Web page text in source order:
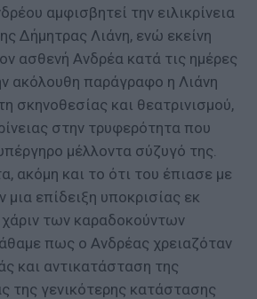
αμφισβητεί την ειλικρίνεια
Δήμητρας Λιάνη, ενώ εκείνη
ασθενή Ανδρέα κατά τις ημέρες
ακόλουθη παράγραφο η Λιάνη
σκηνοθεσίας και θεατρινισμού,
στην τρυφερότητα που
μέλλοντα σύζυγό της.
ακόμη και το ότι του έπιασε με
μια επίδειξη υποκρισίας εκ
χάριν των καραδοκούντων
πως ο Ανδρέας χρειαζόταν
και αντικατάσταση της
της γενικότερης κατάστασης